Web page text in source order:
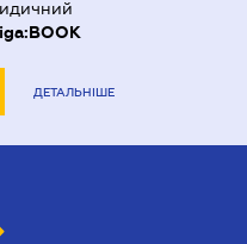
ДЕТАЛЬНІШЕ